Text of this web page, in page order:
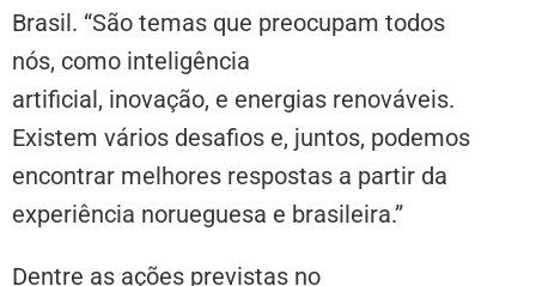
Brasil. “São temas que preocupam todos
nós, como inteligência
artificial, inovação, e energias renováveis.
Existem vários desafios e, juntos, podemos
encontrar melhores respostas a partir da
experiência norueguesa e brasileira.”
Dentre as ações previstas no